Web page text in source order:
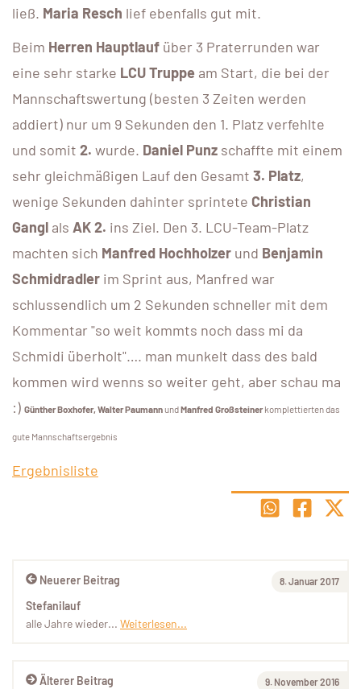
ließ. Maria Resch lief ebenfalls gut mit.
Beim Herren Hauptlauf über 3 Praterrunden war
eine sehr starke LCU Truppe am Start, die bei der
Mannschaftswertung (besten 3 Zeiten werden
addiert) nur um 9 Sekunden den 1. Platz verfehlte
und somit 2. wurde. Daniel Punz schaffte mit einem
sehr gleichmäßigen Lauf den Gesamt 3. Platz,
wenige Sekunden dahinter sprintete Christian
Gangl als AK 2. ins Ziel. Den 3. LCU-Team-Platz
machten sich Manfred Hochholzer und Benjamin
Schmidradler im Sprint aus, Manfred war
schlussendlich um 2 Sekunden schneller mit dem
Kommentar "so weit kommts noch dass mi da
Schmidi überholt"…. man munkelt dass des bald
kommen wird wenns so weiter geht, aber schau ma
:) Günther Boxhofer, Walter PaumannundManfred Großsteinerkomplettierten das
gute Mannschaftsergebnis
Ergebnisliste
Älterer Beitrag 9. November 2016
Neuerer Beitrag 8. Januar 2017
Stefanilauf
alle Jahre wieder... Weiterlesen...